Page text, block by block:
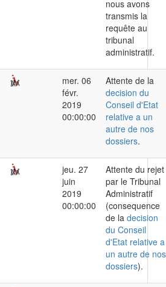
nous avons
transmis la
requête au
tribunal
administratif.
mer. 06
févr.
2019
00:00:00
Attente de la
decision du
Conseil d'Etat
relative a un
autre de nos
dossiers.
jeu. 27
juin
2019
00:00:00
Attente du rejet
par le Tribunal
Administratif
(consequence
de la decision
du Conseil
d'Etat relative a
un autre de nos
dossiers).